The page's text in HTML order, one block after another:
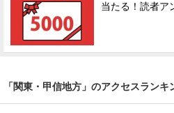
当たる！読者ア
「関東・甲信地方」のアクセスランキ